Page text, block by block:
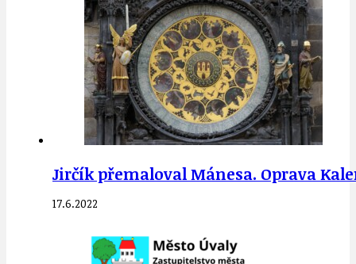
Jirčík přemaloval Mánesa. Oprava
17.6.2022